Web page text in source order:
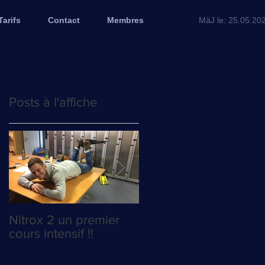
Contact Membres MàJ le:
Posts à l'affiche
Nitrox 2 un premier
cours intensif !!